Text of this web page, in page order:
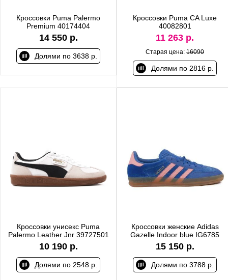
Кроссовки Puma Palermo
Premium 40174404
14 550 р.
Долями по 3638 р.
Кроссовки Puma CA Luxe
40082801
11 263 р.
Старая цена: 16090
Долями по 2816 р.
Кроссовки унисекс Puma
Palermo Leather Jnr 39727501
10 190 р.
Долями по 2548 р.
Кроссовки женские Adidas
Gazelle Indoor blue IG6785
15 150 р.
Долями по 3788 р.